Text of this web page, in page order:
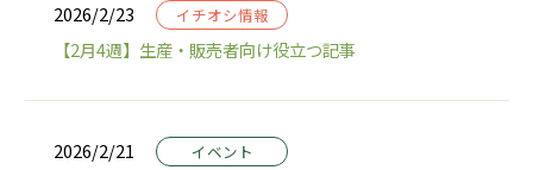
2026/2/23 イチオシ情報
【2月4週】生産・販売者向け役立つ記事
2026/2/21 イベント